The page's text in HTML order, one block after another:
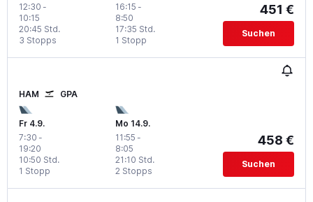
12:30 -
10:15
3 Stopps
20:45 Std.
16:15 -
8:50
1 Stopp
17:35 Std.
451 €
Suchen
HAM GPA
Fr 4.9.
7:30 -
19:20
1 Stopp
10:50 Std.
Mo 14.9.
11:55 -
8:05
2 Stopps
21:10 Std.
458 €
Suchen